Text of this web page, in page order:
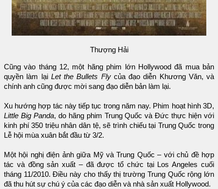
Thượng Hải
Cũng vào tháng 12, một hãng phim lớn Hollywood đã mua bản
quyền làm lại Let the Bullets Flycủa đạo diễn Khương Văn, và
chính anh cũng được mời sang đạo diễn bản làm lại.
Xu hướng hợp tác này tiếp tục trong năm nay. Phim hoạt hình 3D,
Little Big Panda, do hãng phim Trung Quốc và Đức thực hiện với
kinh phí 350 triệu nhân dân tệ, sẽ trình chiếu tại Trung Quốc trong
Lễ hội mùa xuân bắt đầu từ 3/2.
Một hội nghị điện ảnh giữa Mỹ và Trung Quốc – với chủ đề hợp
tác và đồng sản xuất – đã được tổ chức tại Los Angeles cuối
tháng 11/2010. Điều này cho thấy thị trường Trung Quốc rộng lớn
đã thu hút sự chú ý của các đạo diễn và nhà sản xuất Hollywood.